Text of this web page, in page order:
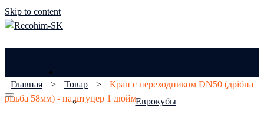
Skip to content
Еврокубы
Главная > Товар >
Кран с переходником DN50 (дрібна
різьба 58мм) - на штуцер 1 дюйм